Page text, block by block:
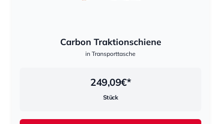
Carbon Traktionschiene
in Transporttasche
249,09€*
Stück